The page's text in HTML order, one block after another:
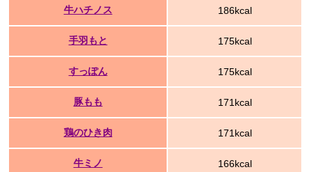
牛ハチノス 186kcal
手羽もと 175kcal
すっぽん 175kcal
豚もも 171kcal
鶏のひき肉 171kcal
牛ミノ 166kcal